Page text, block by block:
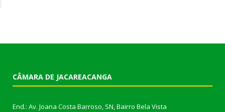
CÂMARA DE JACAREACANGA
End.: Av. Joana Costa Barroso, SN, Bairro Bela Vista